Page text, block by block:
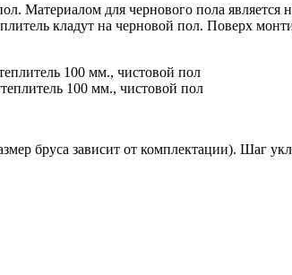
Материалом для чернового пола
кладут на черновой пол. Поверх
100 мм., чистовой пол
100 мм., чистовой пол
бруса зависит от комплектации). Шаг